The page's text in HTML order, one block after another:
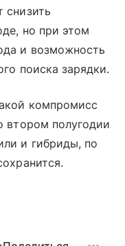
снизить
но при этом
и возможность
поиска зарядки.
компромисс
втором полугодии
и гибриды, по